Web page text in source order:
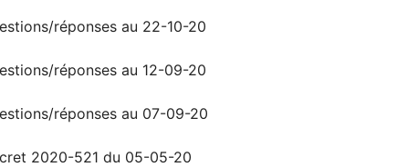
réponses au 22-10-20
réponses au 12-09-20
réponses au 07-09-20
2020-521 du 05-05-20